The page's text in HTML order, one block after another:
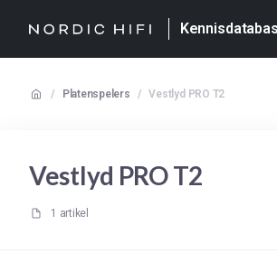
/ Platenspelers / Vestlyd PRO T2
Vestlyd PRO T2
1 artikel